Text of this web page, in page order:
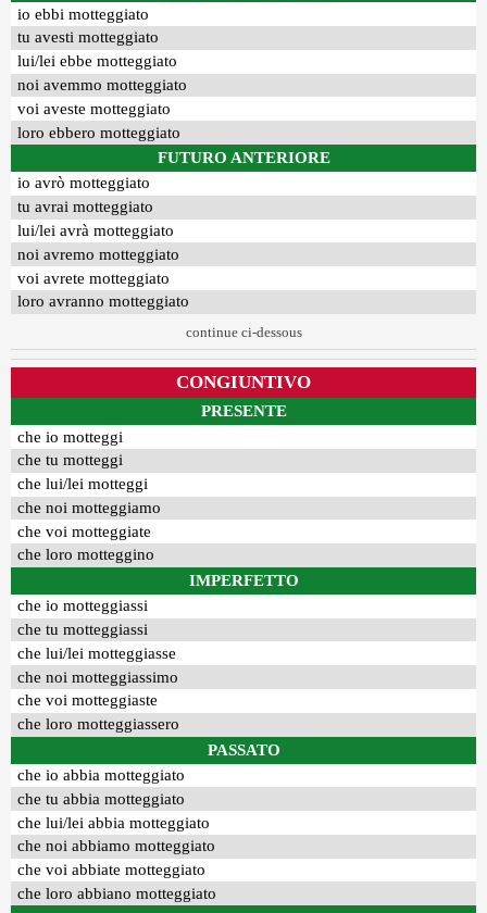
io ebbi motteggiato
tu avesti motteggiato
lui/lei ebbe motteggiato
noi avemmo motteggiato
voi aveste motteggiato
loro ebbero motteggiato
FUTURO ANTERIORE
io avrò motteggiato
tu avrai motteggiato
lui/lei avrà motteggiato
noi avremo motteggiato
voi avrete motteggiato
loro avranno motteggiato
continue ci-dessous
CONGIUNTIVO
PRESENTE
che io motteggi
che tu motteggi
che lui/lei motteggi
che noi motteggiamo
che voi motteggiate
che loro motteggino
IMPERFETTO
che io motteggiassi
che tu motteggiassi
che lui/lei motteggiasse
che noi motteggiassimo
che voi motteggiaste
che loro motteggiassero
PASSATO
che io abbia motteggiato
che tu abbia motteggiato
che lui/lei abbia motteggiato
che noi abbiamo motteggiato
che voi abbiate motteggiato
che loro abbiano motteggiato